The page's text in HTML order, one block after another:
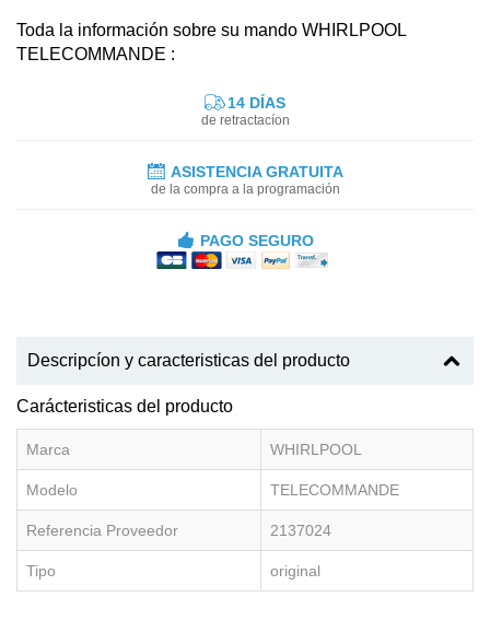
Toda la información sobre su mando WHIRLPOOL
TELECOMMANDE :
14 DÍAS
de retractacíon
ASISTENCIA GRATUITA
de la compra a la programación
PAGO SEGURO
Descripcíon y caracteristicas del producto
Carácteristicas del producto
Marca WHIRLPOOL
Modelo TELECOMMANDE
Referencia Proveedor 2137024
Tipo original